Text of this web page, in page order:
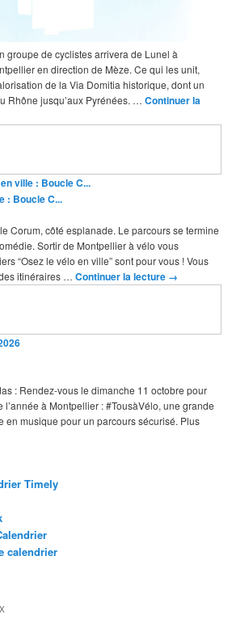
groupe de cyclistes arrivera de Lunel à
en direction de Mèze. Ce qui les unit,
de la Via Domitia historique, dont un
Rhône jusqu’aux Pyrénées. …Continuer la
ville : Boucle C...
: Boucle C...
Corum, côté esplanade. Le parcours se termine
Sortir de Montpellier à vélo vous
“Osez le vélo en ville” sont pour vous ! Vous
itinéraires …Continuer la lecture →
: Rendez-vous le dimanche 11 octobre pour
l’année à Montpellier : #TousàVélo, une grande
en musique pour un parcours sécurisé. Plus
Timely
calendrier